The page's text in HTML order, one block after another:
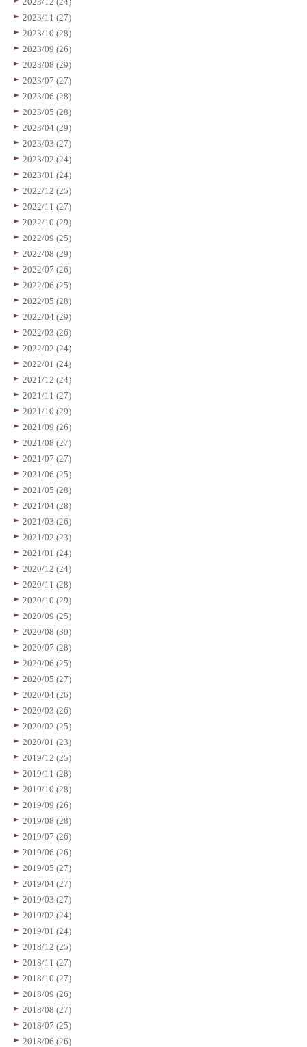
2023/11 (27)
2023/10 (28)
2023/09 (26)
2023/08 (29)
2023/07 (27)
2023/06 (28)
2023/05 (28)
2023/04 (29)
2023/03 (27)
2023/02 (24)
2023/01 (24)
2022/12 (25)
2022/11 (27)
2022/10 (29)
2022/09 (25)
2022/08 (29)
2022/07 (26)
2022/06 (25)
2022/05 (28)
2022/04 (29)
2022/03 (26)
2022/02 (24)
2022/01 (24)
2021/12 (24)
2021/11 (27)
2021/10 (29)
2021/09 (26)
2021/08 (27)
2021/07 (27)
2021/06 (25)
2021/05 (28)
2021/04 (28)
2021/03 (26)
2021/02 (23)
2021/01 (24)
2020/12 (24)
2020/11 (28)
2020/10 (29)
2020/09 (25)
2020/08 (30)
2020/07 (28)
2020/06 (25)
2020/05 (27)
2020/04 (26)
2020/03 (26)
2020/02 (25)
2020/01 (23)
2019/12 (25)
2019/11 (28)
2019/10 (28)
2019/09 (26)
2019/08 (28)
2019/07 (26)
2019/06 (26)
2019/05 (27)
2019/04 (27)
2019/03 (27)
2019/02 (24)
2019/01 (24)
2018/12 (25)
2018/11 (27)
2018/10 (27)
2018/09 (26)
2018/08 (27)
2018/07 (25)
2018/06 (26)